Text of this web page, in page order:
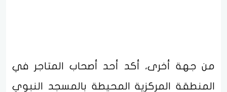
من جهة أخرى، أكد أحد أصحاب المتاجر في
المنطقة المركزية المحيطة بالمسجد النبوي